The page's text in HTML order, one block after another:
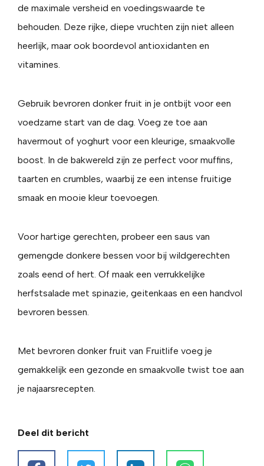
de maximale versheid en voedingswaarde te
behouden. Deze rijke, diepe vruchten zijn niet alleen
heerlijk, maar ook boordevol antioxidanten en
vitamines.
Gebruik bevroren donker fruit in je ontbijt voor een
voedzame start van de dag. Voeg ze toe aan
havermout of yoghurt voor een kleurige, smaakvolle
boost. In de bakwereld zijn ze perfect voor muffins,
taarten en crumbles, waarbij ze een intense fruitige
smaak en mooie kleur toevoegen.
Voor hartige gerechten, probeer een saus van
gemengde donkere bessen voor bij wildgerechten
zoals eend of hert. Of maak een verrukkelijke
herfstsalade met spinazie, geitenkaas en een handvol
bevroren bessen.
Met bevroren donker fruit van Fruitlife voeg je
gemakkelijk een gezonde en smaakvolle twist toe aan
je najaarsrecepten.
Deel dit bericht